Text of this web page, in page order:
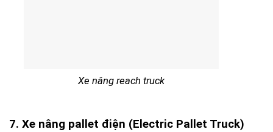
Xe nâng reach truck
7. Xe nâng pallet điện (Electric Pallet Truck)